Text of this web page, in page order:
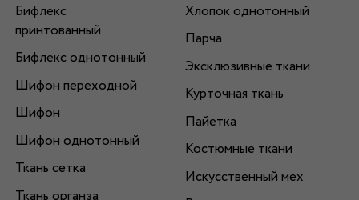
Бифлекс
принтованный
Бифлекс однотонный
Шифон переходной
Шифон
Шифон однотонный
Ткань сетка
Хлопок однотонный
Парча
Эксклюзивные ткани
Курточная ткань
Пайетка
Костюмные ткани
Искусственный мех